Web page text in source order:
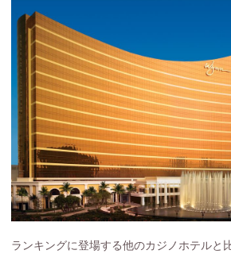
ランキングに登場する他のカジノホテルと